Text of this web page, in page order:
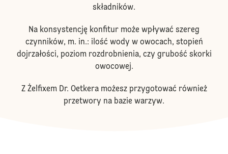
składników.
Na konsystencję konfitur może wpływać szereg
czynników, m. in.: ilość wody w owocach, stopień
dojrzałości, poziom rozdrobnienia, czy grubość skorki
owocowej.
Z Żelfixem Dr. Oetkera możesz przygotować również
przetwory na bazie warzyw.